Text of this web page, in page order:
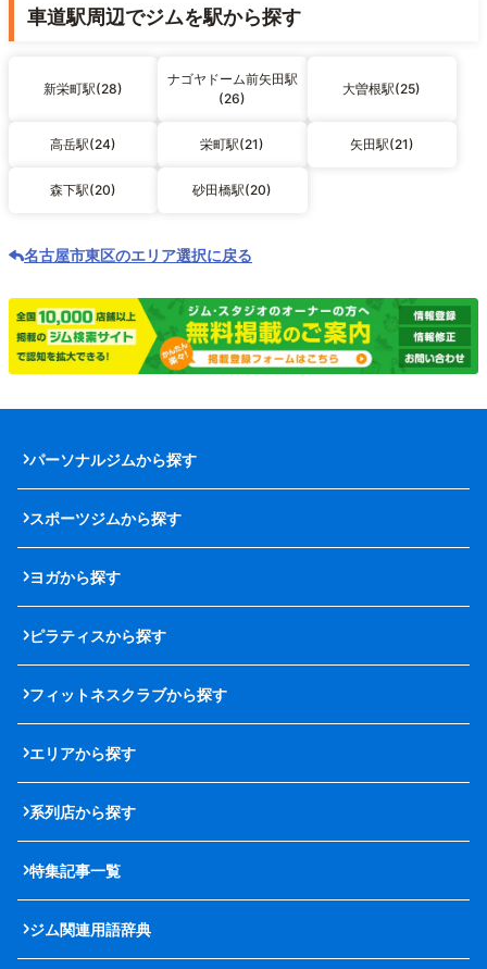
車道駅周辺でジムを駅から探す
新栄町駅(28)
ナゴヤドーム前矢田駅
(26)
大曽根駅(25)
高岳駅(24) 栄町駅(21) 矢田駅(21)
森下駅(20) 砂田橋駅(20)
名古屋市東区のエリア選択に戻る
パーソナルジムから探す
スポーツジムから探す
ヨガから探す
ピラティスから探す
フィットネスクラブから探す
エリアから探す
系列店から探す
特集記事一覧
ジム関連用語辞典